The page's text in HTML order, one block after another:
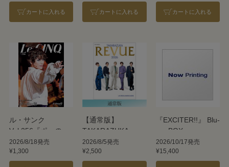
カートに入れる カートに入れる カートに入れる
ル・サンク
Vol.256『ポーの一
族』＜雪組＞
2026/8/18発売
¥1,300
【通常版】
TAKARAZUKA
REVUE 2026
2026/8/5発売
¥2,500
『EXCITER!!』 Blu-
ray BOX
2026/10/17発売
¥15,400